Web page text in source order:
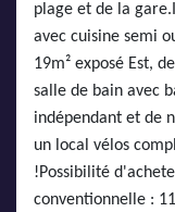
plage et de la
avec cuisine semi
19m² exposé Est,
salle de bain avec
indépendant et de
un local vélos
!Possibilité
conventionnelle :